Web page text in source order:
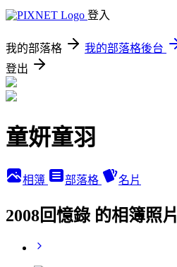
登入
我的部落格 我的部落格後台
登出
童妍童羽
相簿 部落格 名片
2008回憶錄 的相簿照片